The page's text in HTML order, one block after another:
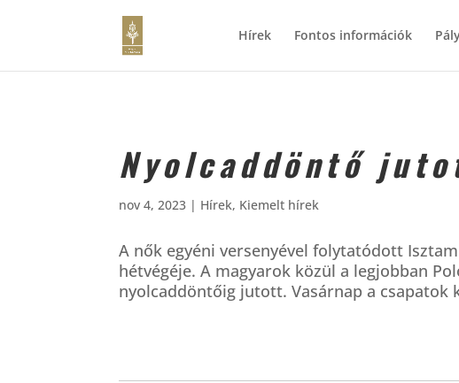
Hírek Fontos információk
Nyolcaddöntő
nov 4, 2023 | Hírek, Kiemelt hírek
A nők egyéni versenyével folytatódott
hétvégéje. A magyarok közül a legjobban
nyolcaddöntőig jutott. Vasárnap a csapatok